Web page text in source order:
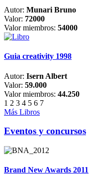
Autor: Munari Bruno
Valor: 72000
Valor miembros: 54000
Guia creativity 1998
Autor: Isern Albert
Valor: 59.000
Valor miembros: 44.250
1 2 3 4 5 6 7
Más Libros
Eventos y concursos
Brand New Awards 2011